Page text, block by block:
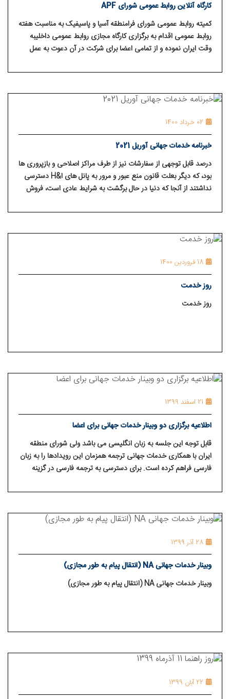
کارگاه آنلاین روابط عمومی شورای APF
کمیته روابط عمومی شورای فرامنطقه آسیا و پاسیفیک به مناسبت هفته
روابط عمومی اقدام به برگزاری کارگاه مجازی روابط عمومی داخلیبه
وقت ایران نموده و از تمامی اعضا برای شرکت در آن دعوت به عمل
02 خرداد 1400
خبرنامه خدمات جهانی آوریل 2021
درصد قابل توجهی از سفارشات نیز از طرف مراکز اصلاحی و بازپروری ها
بود، که دیگر بعلت قانون منع عبور و مرور به پانل های ا&H دسترسی
نداشتند از آنجا که دنیا در حال برگشت به شرایط عادی است، فروش
طریق کمک های داوطلبانه اعضا متعهد هستیم.
18 فروردین 1400
روز خدمت
روز خدمت
21 اسفند 1399
اطلاعیه برگزاری دو وبینار خدمات جهانی برای اعضا
قابل توجه این جلسه به زبان انگلیسی می باشد ولی شورای منطقه
ایران با همکاری خدمات جهانی ترجمه همزمان این رویدادها را به زبان
فارسی فراهم کرده است. برای دسترسی به ترجمه فارسی در گزینه
کنید.
28 آذر 1399
وبینار خدمات جهانی NA (انتقال پیام به طور مجازی)
وبینار خدمات جهانی NA (انتقال پیام به طور مجازی)
22 آبان 1399